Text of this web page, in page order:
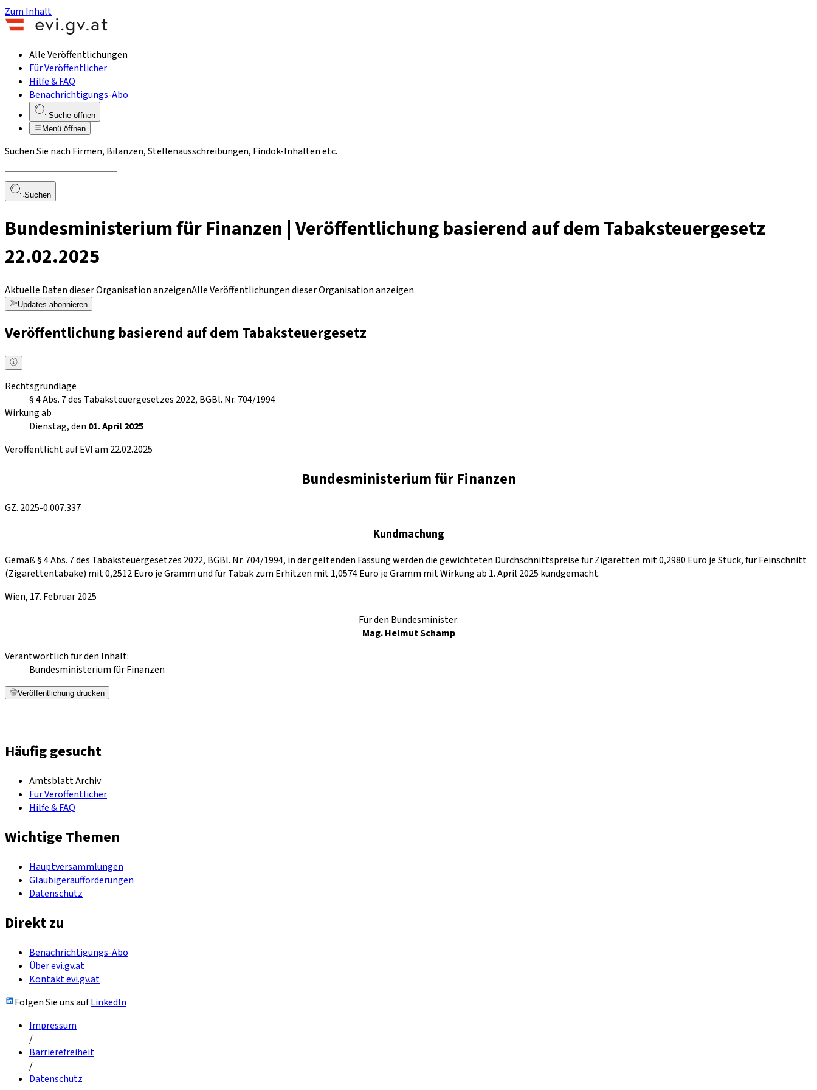
Zum Inhalt
Alle Veröffentlichungen
Für Veröffentlicher
Hilfe & FAQ
Benachrichtigungs-Abo
Suche öffnen
Menü öffnen
Suchen Sie nach Firmen, Bilanzen, Stellenausschreibungen, Findok-Inhalten etc.
Suchen
Bundesministerium für Finanzen | Veröffentlichung basierend auf dem Tabaksteuergesetz
22.02.2025
Aktuelle Daten dieser Organisation anzeigenAlle Veröffentlichungen dieser Organisation anzeigen
Updates abonnieren
Veröffentlichung basierend auf dem Tabaksteuergesetz
Rechtsgrundlage
§ 4 Abs. 7 des Tabaksteuergesetzes 2022, BGBl. Nr. 704/1994
Wirkung ab
Dienstag, den 01. April 2025
Veröffentlicht auf EVI am 22.02.2025
Bundesministerium für Finanzen
GZ. 2025-0.007.337
Kundmachung
Gemäß § 4 Abs. 7 des Tabaksteuergesetzes 2022, BGBl. Nr. 704/1994, in der geltenden Fassung werden die gewichteten Durchschnittspreise für Zigaretten mit 0,2980 Euro je Stück, für Feinschnitt
(Zigarettentabake) mit 0,2512 Euro je Gramm und für Tabak zum Erhitzen mit 1,0574 Euro je Gramm mit Wirkung ab 1. April 2025 kundgemacht.
Wien, 17. Februar 2025
Für den Bundesminister:
Mag. Helmut Schamp
Verantwortlich für den Inhalt:
Bundesministerium für Finanzen
Veröffentlichung drucken
Häufig gesucht
Amtsblatt Archiv
Für Veröffentlicher
Hilfe & FAQ
Wichtige Themen
Hauptversammlungen
Gläubigeraufforderungen
Datenschutz
Direkt zu
Benachrichtigungs-Abo
Über evi.gv.at
Kontakt evi.gv.at
Folgen Sie uns aufLinkedIn
Impressum
/
Barrierefreiheit
/
Datenschutz